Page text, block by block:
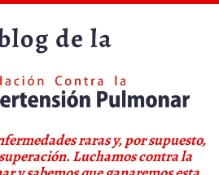
raras y, por supuesto,
Luchamos contra la